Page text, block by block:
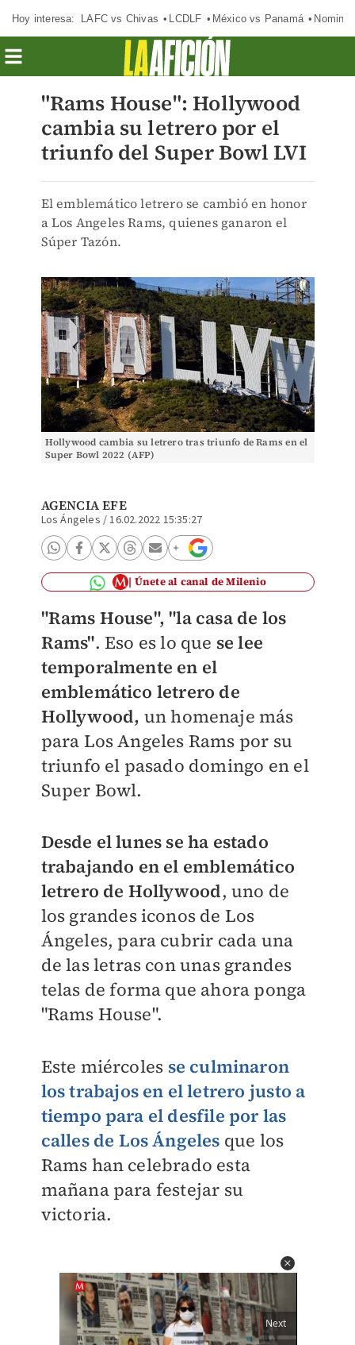
Hoy interesa: LAFC vs Chivas LCDLF México vs Panamá
"Rams House": Hollywood
cambia su letrero por el
triunfo del Super Bowl LVI
El emblemático letrero se cambió en honor
a Los Angeles Rams, quienes ganaron el
Súper Tazón.
Hollywood cambia su letrero tras triunfo de Rams en el
Super Bowl 2022 (AFP)
AGENCIA EFE
Los Ángeles /16.02.2022 15:35:27
Únete al canal de Milenio
"Rams House", "la casa de los
Rams". Eso es lo que se lee
temporalmente en el
emblemático letrero de
Hollywood, un homenaje más
para Los Angeles Rams por su
triunfo el pasado domingo en el
Super Bowl.
Desde el lunes se ha estado
trabajando en el emblemático
letrero de Hollywood, uno de
los grandes iconos de Los
Ángeles, para cubrir cada una
de las letras con unas grandes
telas de forma que ahora ponga
"Rams House".
Este miércoles se culminaron
los trabajos en el letrero justo a
tiempo para el desfile por las
calles de Los Ángeles que los
Rams han celebrado esta
mañana para festejar su
victoria.